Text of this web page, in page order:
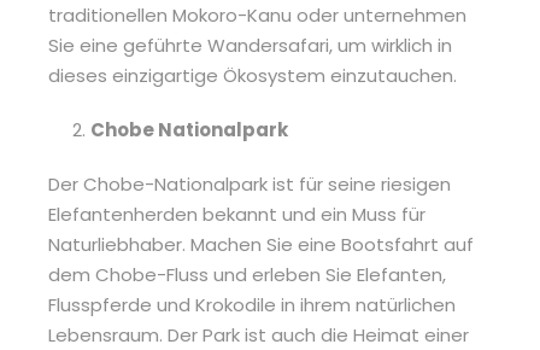
traditionellen Mokoro-Kanu oder unternehmen
Sie eine geführte Wandersafari, um wirklich in
dieses einzigartige Ökosystem einzutauchen.
Chobe Nationalpark
Der Chobe-Nationalpark ist für seine riesigen
Elefantenherden bekannt und ein Muss für
Naturliebhaber. Machen Sie eine Bootsfahrt auf
dem Chobe-Fluss und erleben Sie Elefanten,
Flusspferde und Krokodile in ihrem natürlichen
Lebensraum. Der Park ist auch die Heimat einer